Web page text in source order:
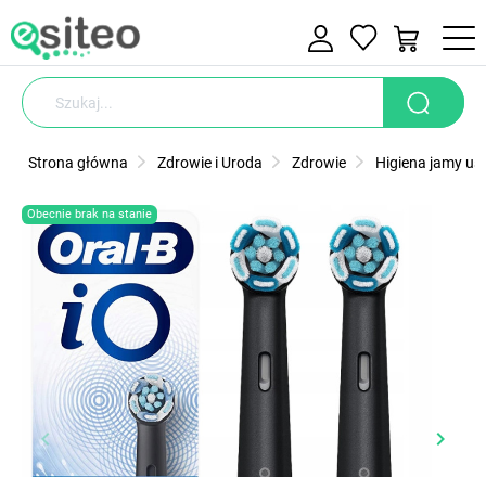
Strona główna Zdrowie i Uroda Zdrowie Higiena jamy
Obecnie brak na stanie
Poprzedni
keyboard_arrow_left keyboard_arrow_right